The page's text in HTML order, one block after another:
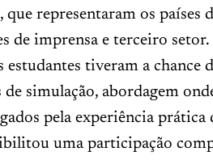
que representaram os países
de imprensa e terceiro setor.
tiveram a chance
simulação, abordagem
pela experiência prática
uma participação